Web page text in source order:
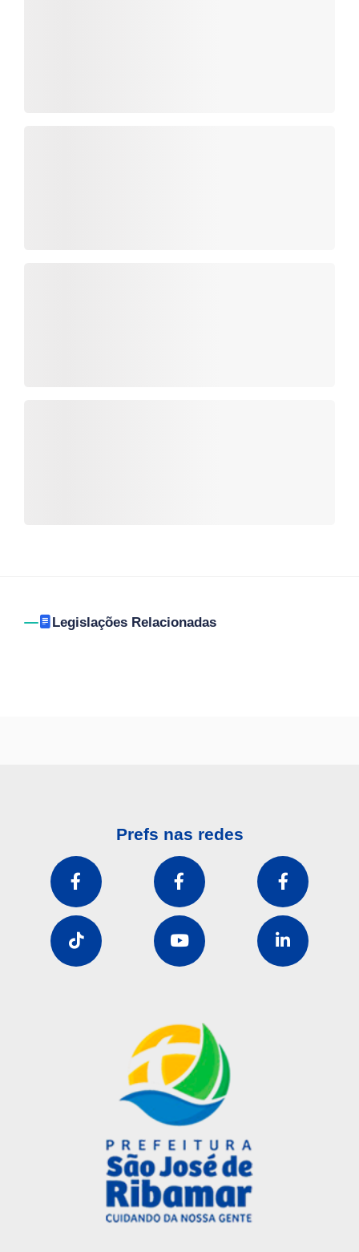
Legislações Relacionadas
Prefs nas redes